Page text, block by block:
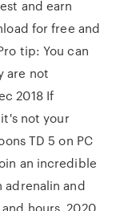
and earn
for free and
tip: You can
are not
2018 If
not your
TD 5 on PC
an incredible
and
hours 2020